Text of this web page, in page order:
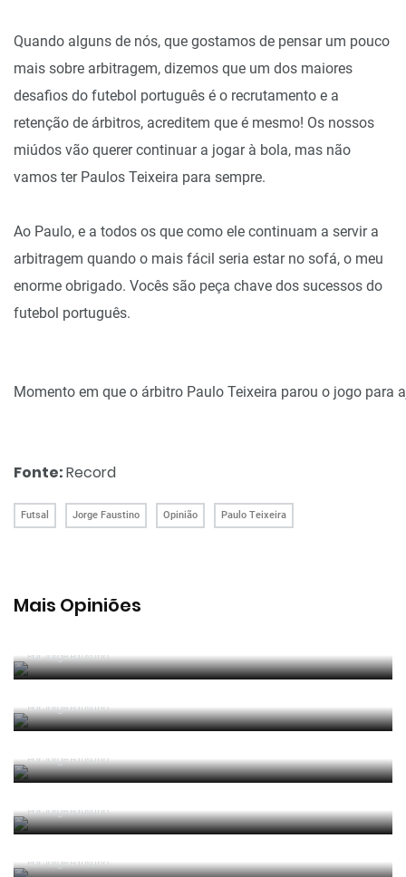
Quando alguns de nós, que gostamos de pensar um pouco
mais sobre arbitragem, dizemos que um dos maiores
desafios do futebol português é o recrutamento e a
retenção de árbitros, acreditem que é mesmo! Os nossos
miúdos vão querer continuar a jogar à bola, mas não
vamos ter Paulos Teixeira para sempre.
Ao Paulo, e a todos os que como ele continuam a servir a
arbitragem quando o mais fácil seria estar no sofá, o meu
enorme obrigado. Vocês são peça chave dos sucessos do
futebol português.
Momento em que o árbitro Paulo Teixeira parou o jogo para
Fonte:Record
Futsal Jorge Faustino Opinião Paulo Teixeira
Mais Opiniões
PorJorge Faustino
PorJorge Faustino
PorJorge Faustino
PorJorge Faustino
PorJorge Faustino